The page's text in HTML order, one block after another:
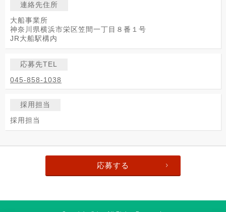
連絡先住所
大船事業所
神奈川県横浜市栄区笠間一丁目８番１号
JR大船駅構内
応募先TEL
045-858-1038
採用担当
採用担当
応募する